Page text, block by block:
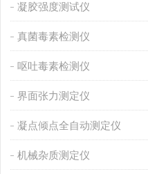
凝胶强度测试仪
真菌毒素检测仪
呕吐毒素检测仪
界面张力测定仪
凝点倾点全自动测定仪
机械杂质测定仪